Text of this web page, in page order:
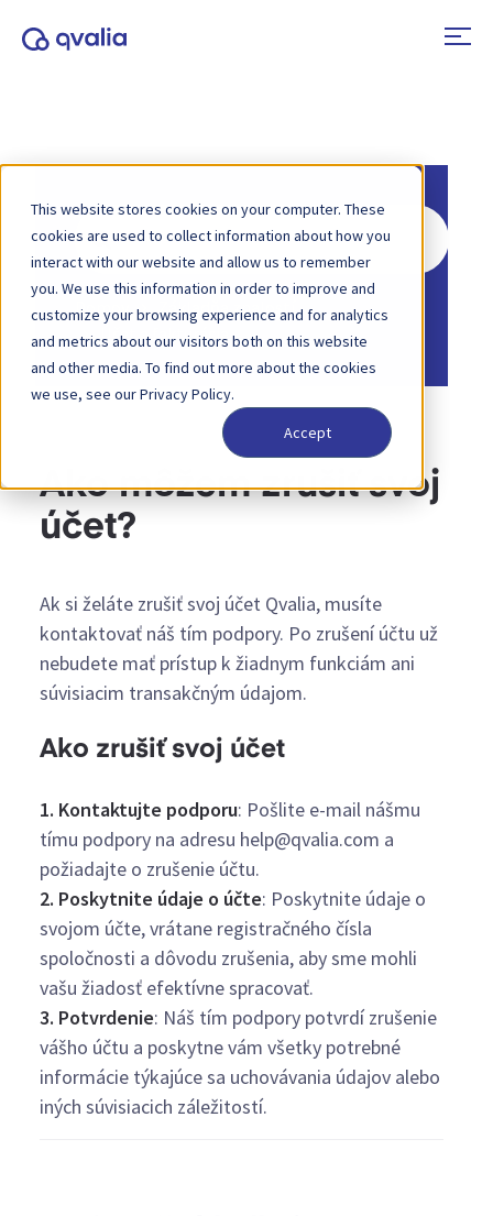
This website stores cookies on your computer. These
cookies are used to collect information about how you
interact with our website and allow us to remember
you. We use this information in order to improve and
customize your browsing experience and for analytics
and metrics about our visitors both on this website
and other media. To find out more about the cookies
we use, see our Privacy Policy.
Accept
Hľadať
Domov
Základňa znalostí
Účet a fakturácia
Ako môžem zrušiť svoj
účet?
Ak si želáte zrušiť svoj účet Qvalia, musíte
kontaktovať náš tím podpory. Po zrušení účtu už
nebudete mať prístup k žiadnym funkciám ani
súvisiacim transakčným údajom.
Ako zrušiť svoj účet
1. Kontaktujte podporu: Pošlite e-mail nášmu
tímu podpory na adresu help@qvalia.com a
požiadajte o zrušenie účtu.
2. Poskytnite údaje o účte: Poskytnite údaje o
svojom účte, vrátane registračného čísla
spoločnosti a dôvodu zrušenia, aby sme mohli
vašu žiadosť efektívne spracovať.
3. Potvrdenie: Náš tím podpory potvrdí zrušenie
vášho účtu a poskytne vám všetky potrebné
informácie týkajúce sa uchovávania údajov alebo
iných súvisiacich záležitostí.